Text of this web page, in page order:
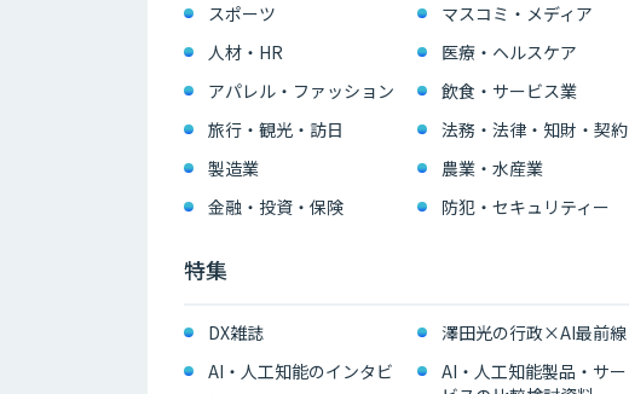
スポーツ
マスコミ・メディア
人材・HR
医療・ヘルスケア
アパレル・ファッション
飲食・サービス業
旅行・観光・訪日
法務・法律・知財・契約
製造業
農業・水産業
金融・投資・保険
防犯・セキュリティー
特集
DX雑誌 澤田光の行政×AI最前線
AI・人工知能のインタビ
AI・人工知能製品・サー